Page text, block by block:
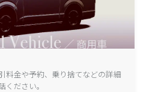
料金や予約、乗り捨てなどの詳細
ださい。